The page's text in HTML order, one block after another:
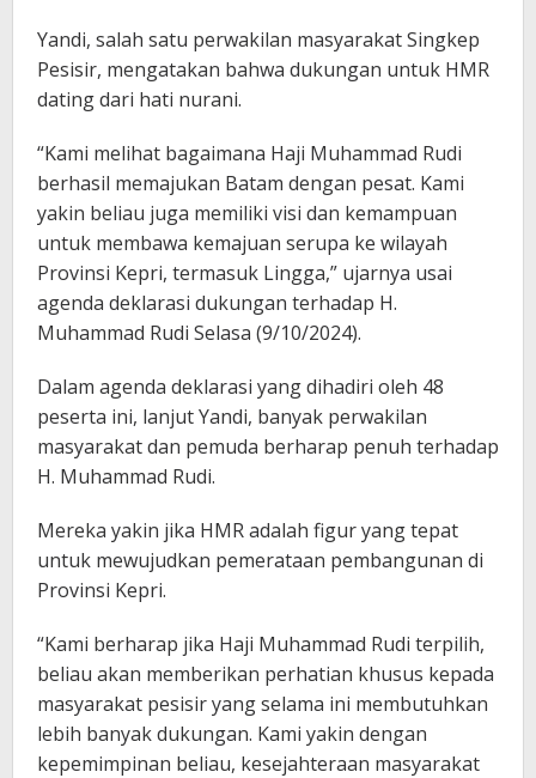
Yandi, salah satu perwakilan masyarakat Singkep
Pesisir, mengatakan bahwa dukungan untuk HMR
dating dari hati nurani.
“Kami melihat bagaimana Haji Muhammad Rudi
berhasil memajukan Batam dengan pesat. Kami
yakin beliau juga memiliki visi dan kemampuan
untuk membawa kemajuan serupa ke wilayah
Provinsi Kepri, termasuk Lingga,” ujarnya usai
agenda deklarasi dukungan terhadap H.
Muhammad Rudi Selasa (9/10/2024).
Dalam agenda deklarasi yang dihadiri oleh 48
peserta ini, lanjut Yandi, banyak perwakilan
masyarakat dan pemuda berharap penuh terhadap
H. Muhammad Rudi.
Mereka yakin jika HMR adalah figur yang tepat
untuk mewujudkan pemerataan pembangunan di
Provinsi Kepri.
“Kami berharap jika Haji Muhammad Rudi terpilih,
beliau akan memberikan perhatian khusus kepada
masyarakat pesisir yang selama ini membutuhkan
lebih banyak dukungan. Kami yakin dengan
kepemimpinan beliau, kesejahteraan masyarakat